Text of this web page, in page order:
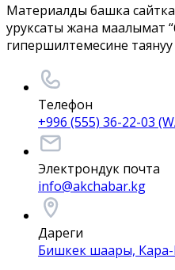
Материалды башка сайтка
уруксаты жана маалымат
гипершилтемесине
Телефон
+996 (555) 36-22-03
Электрондук почта
info@akchabar.kg
Дареги
Бишкек шаары, Кара-